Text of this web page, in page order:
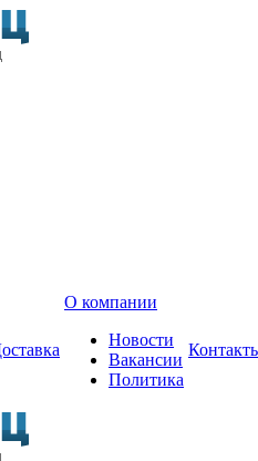
О компании
Новости
Вакансии
Политика